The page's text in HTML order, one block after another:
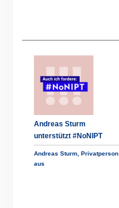
Andreas Sturm
unterstützt #NoNIPT
Andreas Sturm, Privatperson
aus